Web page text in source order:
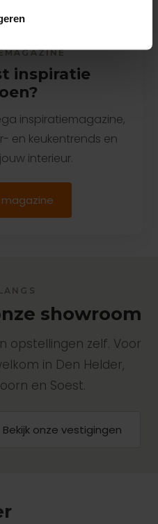
inspiratie
inspiratiemagazine,
en keukentrends en
interieur.
magazine
showroom
opstellingen zelf. Voor
in Den Helder,
en Soest.
Bekijk onze vestigingen